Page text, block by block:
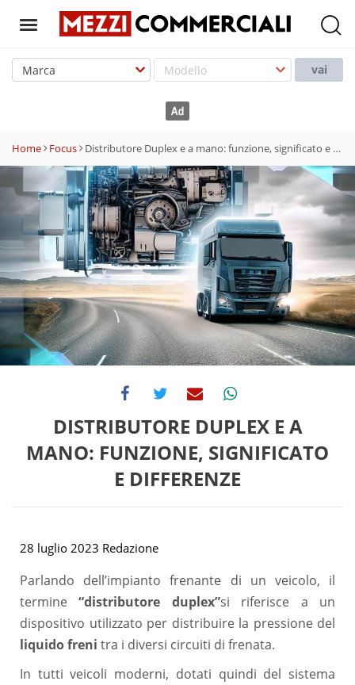
T
g
n
a
v
g
a
t
i
o
n
vai
Home Focus Distributore Duplex e a mano: funzione, significato e differenze
DISTRIBUTORE DUPLEX E A
MANO: FUNZIONE, SIGNIFICATO
E DIFFERENZE
28 luglio 2023 Redazione
Parlando dell’impianto frenante di un veicolo, il
termine“distributore duplex”si riferisce a un
dispositivo utilizzato per distribuire la pressione del
liquido freni tra i diversi circuiti di frenata.
In tutti veicoli moderni, dotati quindi del sistema